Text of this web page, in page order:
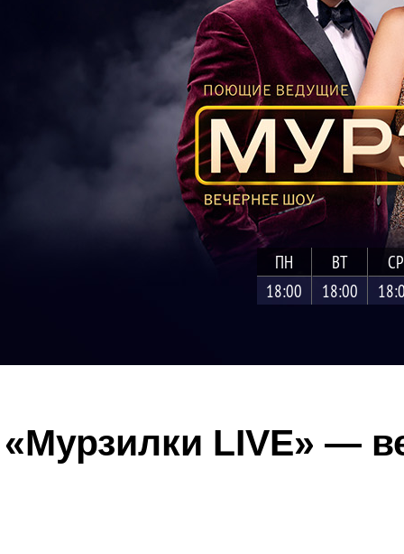
ПН ВТ
СР
18:00
18:00
«Мурзилки LIVE» —